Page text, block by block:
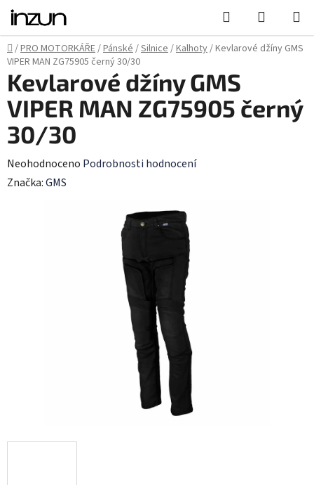
Přejít
obsah
Hledat
KOŠÍK
Domů
/PRO MOTORKÁŘE/Pánské/Silnice/Kalhoty/Kevlarové džíny GMS
VIPER MAN ZG75905 černý 30/30
Kevlarové džíny GMS
VIPER MAN ZG75905 černý
30/30
Průměrné
hodnocení
Neohodnoceno Podrobnosti hodnocení
Značka:GMS